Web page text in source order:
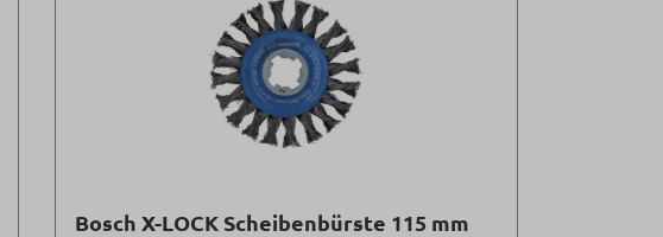
Bosch X-LOCK Scheibenbürste 115 mm